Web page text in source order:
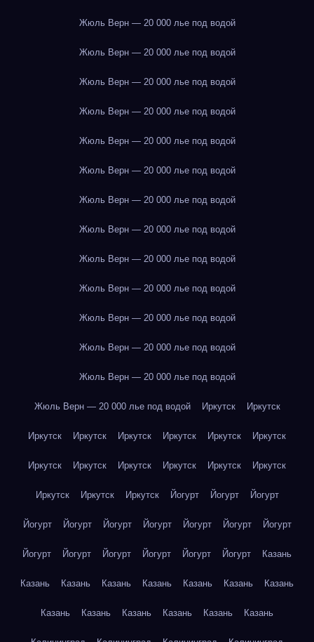
Жюль Верн — 20 000 лье под водой
Жюль Верн — 20 000 лье под водой
Жюль Верн — 20 000 лье под водой
Жюль Верн — 20 000 лье под водой
Жюль Верн — 20 000 лье под водой
Жюль Верн — 20 000 лье под водой
Жюль Верн — 20 000 лье под водой
Жюль Верн — 20 000 лье под водой
Жюль Верн — 20 000 лье под водой
Жюль Верн — 20 000 лье под водой
Жюль Верн — 20 000 лье под водой
Жюль Верн — 20 000 лье под водой
Жюль Верн — 20 000 лье под водой
Жюль Верн — 20 000 лье под водой Иркутск Иркутск
Иркутск Иркутск Иркутск Иркутск Иркутск Иркутск
Иркутск Иркутск Иркутск Иркутск Иркутск Иркутск
Иркутск Иркутск Иркутск Йогурт Йогурт Йогурт
Йогурт Йогурт Йогурт Йогурт Йогурт Йогурт Йогурт
Йогурт Йогурт Йогурт Йогурт Йогурт Йогурт Казань
Казань Казань Казань Казань Казань Казань Казань
Казань Казань Казань Казань Казань Казань